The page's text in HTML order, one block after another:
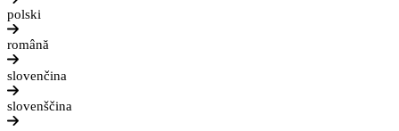
polski
română
slovenčina
slovenščina